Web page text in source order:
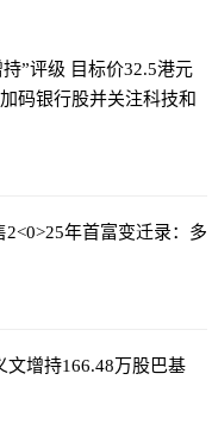
”评级 目标价32.5港元
码银行股并关注科技和
2<0>25年首富变迁录：多
文增持166.48万股巴基